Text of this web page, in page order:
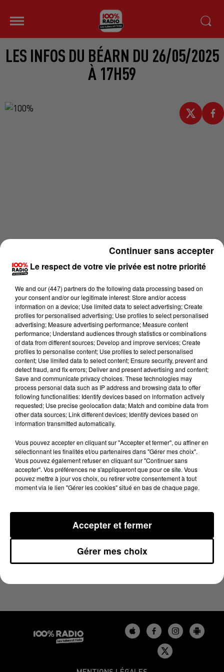
LES INFOS DU BÉARN DU 26/05/2025
À 17H59
Lecture (4 min 1 sec)
100%
26 mai 2025 - 4 min 1 sec
LES INFOS DU BÉARN DU 26/05/2025 À 17H59
Le respect de votre vie privée est notre priorité
We and our (447) partnersdo the following data processing based on
your consent and/or our legitimate interest: Store and/or access
information on a device; Use limited data to select advertising; Create
profiles for personalised advertising; Use profiles to select personalised
advertising; Measure advertising performance; Measure content
performance; Understand audiences through statistics or combinations
of data from different sources; Develop and improve services; Create
profiles to personalise content; Use profiles to select personalised
content; Use limited data to select content; Ensure security, prevent and
detect fraud, and fix errors; Deliver and present advertising and content;
Save and communicate privacy choices. These technologies may
process personal data such as IP address and browsing data to offer
following functionalities: Identify devices based on information actively
requested; Use precise geolocation data; Match and combine data from
other data sources; Link different devices; Identify devices based on
information transmitted automatically.
Vous pouvez accepter en cliquant sur "Accepter et fermer", ou affiner en
sélectionnant les finalités et/ou partenaires dans "Gérer mes choix".
Vous pouvez également refuser en cliquant sur "Continuer sans
accepter". Vos préférences ne s'appliqueront que pour ce site. Vous
pouvez mettre à jour vos choix, ou retirer votre consentement à tout
moment via le lien "Gérer les cookies" situé en bas de chaque page.
Gérer mes choix
Accepter et fermer
Continuer sans accepter